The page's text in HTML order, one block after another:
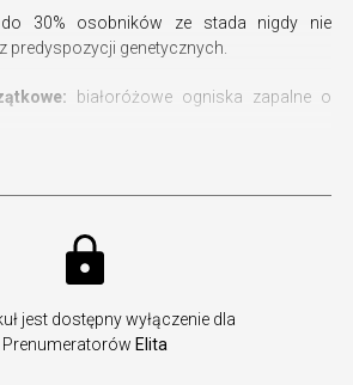
30% osobników ze stada nigdy nie
predyspozycji genetycznych.
białoróżowe ogniska zapalne o
jest dostępny wyłączenie dla
Prenumeratorów Elita